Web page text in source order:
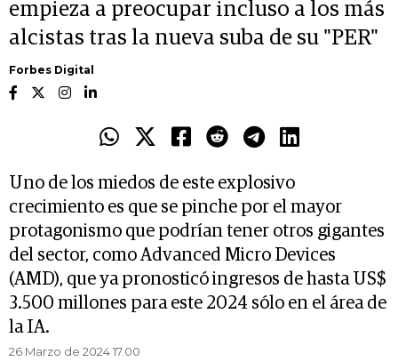
empieza a preocupar incluso a los más
alcistas tras la nueva suba de su "PER"
Forbes Digital
Uno de los miedos de este explosivo
crecimiento es que se pinche por el mayor
protagonismo que podrían tener otros gigantes
del sector, como Advanced Micro Devices
(AMD), que ya pronosticó ingresos de hasta US$
3.500 millones para este 2024 sólo en el área de
la IA.
26 Marzo de 2024 17.00